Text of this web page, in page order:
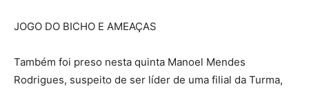
JOGO DO BICHO E AMEAÇAS
Também foi preso nesta quinta Manoel Mendes
Rodrigues, suspeito de ser líder de uma filial da Turma,